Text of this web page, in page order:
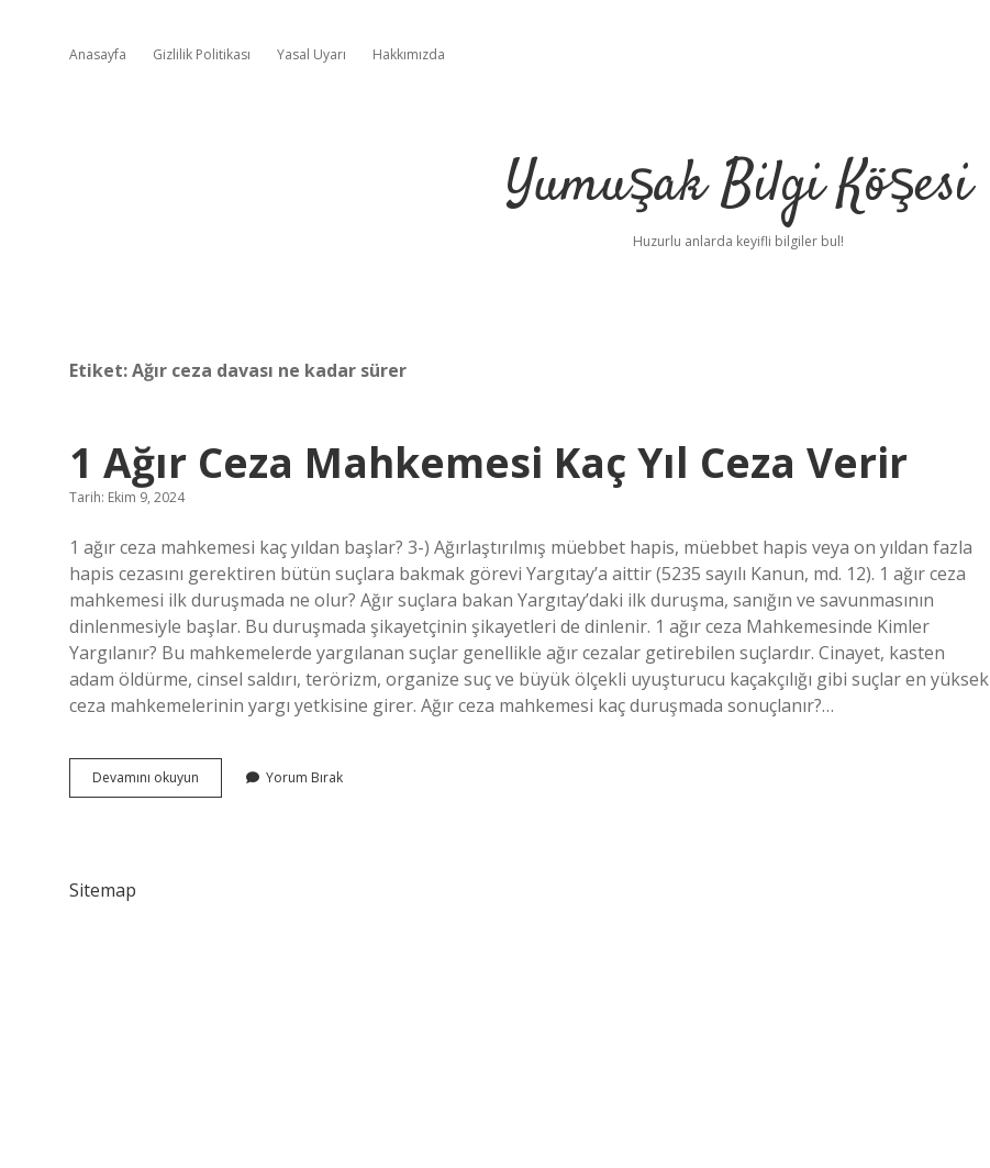
Anasayfa Gizlilik Politikası Yasal Uyarı Hakkımızda
Yumuşak Bilgi Köşesi
Huzurlu anlarda keyifli bilgiler bul!
Etiket:Ağır ceza davası ne kadar sürer
1 Ağır Ceza Mahkemesi Kaç Yıl Ceza Verir
Tarih: Ekim 9, 2024
1 ağır ceza mahkemesi kaç yıldan başlar? 3-) Ağırlaştırılmış müebbet hapis, müebbet hapis veya on yıldan fazla
hapis cezasını gerektiren bütün suçlara bakmak görevi Yargıtay’a aittir (5235 sayılı Kanun, md. 12). 1 ağır ceza
mahkemesi ilk duruşmada ne olur? Ağır suçlara bakan Yargıtay’daki ilk duruşma, sanığın ve savunmasının
dinlenmesiyle başlar. Bu duruşmada şikayetçinin şikayetleri de dinlenir. 1 ağır ceza Mahkemesinde Kimler
Yargılanır? Bu mahkemelerde yargılanan suçlar genellikle ağır cezalar getirebilen suçlardır. Cinayet, kasten
adam öldürme, cinsel saldırı, terörizm, organize suç ve büyük ölçekli uyuşturucu kaçakçılığı gibi suçlar en yüksek
ceza mahkemelerinin yargı yetkisine girer. Ağır ceza mahkemesi kaç duruşmada sonuçlanır?…
Devamını okuyun
Ağır
Yorum Bırak
Sitemap